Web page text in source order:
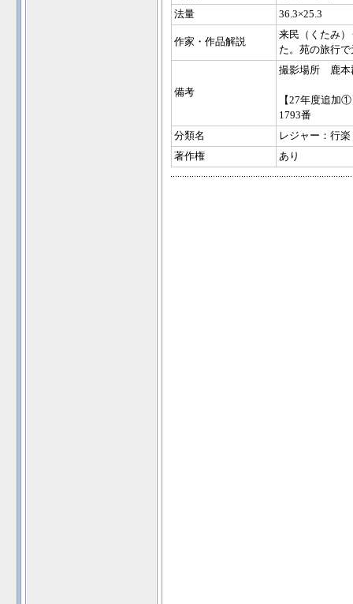
法量
36.3×25.3
作家・作品解説
来民（くたみ
た。苑の旅行
備考
撮影場所 鹿本
【27年度追加
1793番
分類名
レジャー：行楽
著作権
あり